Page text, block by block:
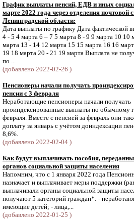
График выплаты пенсий, ЕДВ и иных
марте 2022 года через отделения почтовой
Ленинградской области:
Дата выплаты по графику Дата фактической
4 - 5 4 марта 6 – 7 5 марта 8 - 9 9 марта 10 10
марта 13 - 14 12 марта 15 15 марта 16 16
19 18 марта 20 - 21 19 марта Выплата не
по ...
(добавлено 2022-02-26 )
Пенсионеры начали получать
пенсии с 3 февраля
Неработающие пенсионеры начали получать
проиндексированные выплаты по обычному
февраля. Вместе с пенсией за февраль они
доплату за январь с учётом доиндексации
8,6%.
(добавлено 2022-02-04 )
Как будут выплачивать пособия,
органов социальной защиты населения
Напомним, что с 1 января 2022 года
назначает и выплачивает меры поддержки
выплачивали органы социальной защиты
получают 5 категорий граждан*: -
имеющие детей; - лица,...
(добавлено 2022-01-25 )